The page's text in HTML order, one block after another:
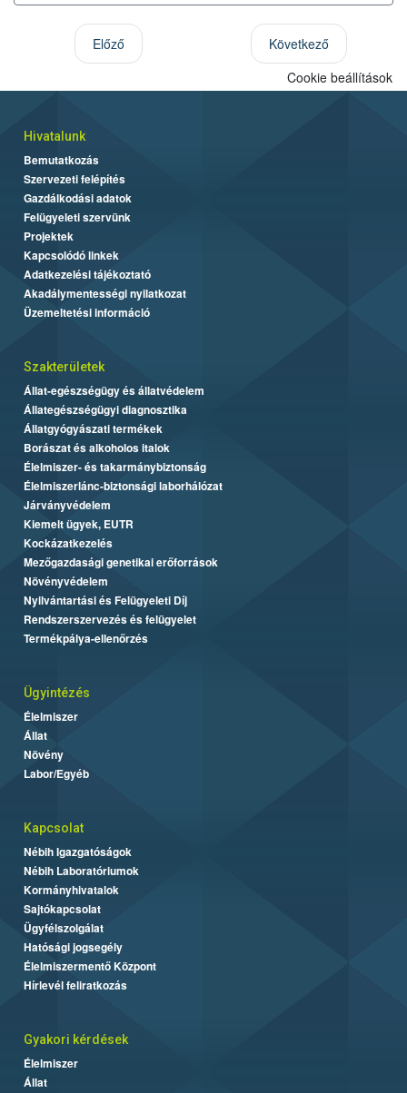
Előző
Következő
Cookie beállítások
Hivatalunk
Bemutatkozás
Szervezeti felépítés
Gazdálkodási adatok
Felügyeleti szervünk
Projektek
Kapcsolódó linkek
Adatkezelési tájékoztató
Akadálymentességi nyilatkozat
Üzemeltetési információ
Szakterületek
Állat-egészségügy és állatvédelem
Állategészségügyi diagnosztika
Állatgyógyászati termékek
Borászat és alkoholos italok
Élelmiszer- és takarmánybiztonság
Élelmiszerlánc-biztonsági laborhálózat
Járványvédelem
Kiemelt ügyek, EUTR
Kockázatkezelés
Mezőgazdasági genetikai erőforrások
Növényvédelem
Nyilvántartási és Felügyeleti Díj
Rendszerszervezés és felügyelet
Termékpálya-ellenőrzés
Ügyintézés
Élelmiszer
Állat
Növény
Labor/Egyéb
Kapcsolat
Nébih Igazgatóságok
Nébih Laboratóriumok
Kormányhivatalok
Sajtókapcsolat
Ügyfélszolgálat
Hatósági jogsegély
Élelmiszermentő Központ
Hírlevél feliratkozás
Gyakori kérdések
Élelmiszer
Állat